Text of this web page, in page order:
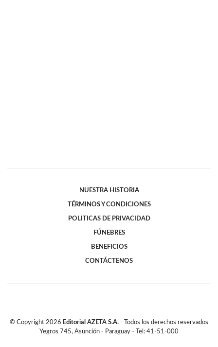
NUESTRA HISTORIA
TÉRMINOS Y CONDICIONES
POLITICAS DE PRIVACIDAD
FÚNEBRES
BENEFICIOS
CONTÁCTENOS
© Copyright 2026 Editorial AZETA S.A. - Todos los derechos reservados
Yegros 745, Asunción - Paraguay - Tel: 41-51-000